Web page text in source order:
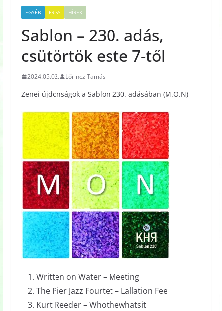
EGYÉB FRISS HÍREK
Sablon – 230. adás,
csütörtök este 7-től
2024.05.02. Lőrincz Tamás
Zenei újdonságok a Sablon 230. adásában (M.O.N)
Written on Water – Meeting
The Pier Jazz Fourtet – Lallation Fee
Kurt Reeder – Whothewhatsit